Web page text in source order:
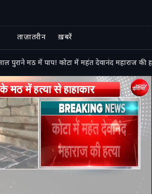
ताज़ातरीन ख़बरें
पुराने मठ में पाप! कोटा में महंत देवानंद महाराज